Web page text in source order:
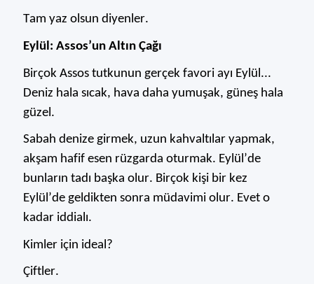
Tam yaz olsun diyenler.
Eylül: Assos’un Altın Çağı
Birçok Assos tutkunun gerçek favori ayı Eylül...
Deniz hala sıcak, hava daha yumuşak, güneş hala
güzel.
Sabah denize girmek, uzun kahvaltılar yapmak,
akşam hafif esen rüzgarda oturmak. Eylül’de
bunların tadı başka olur. Birçok kişi bir kez
Eylül’de geldikten sonra müdavimi olur. Evet o
kadar iddialı.
Kimler için ideal?
Çiftler.